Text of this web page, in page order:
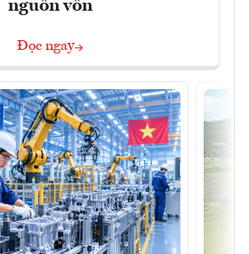
nguồn vốn
Đọc ngay